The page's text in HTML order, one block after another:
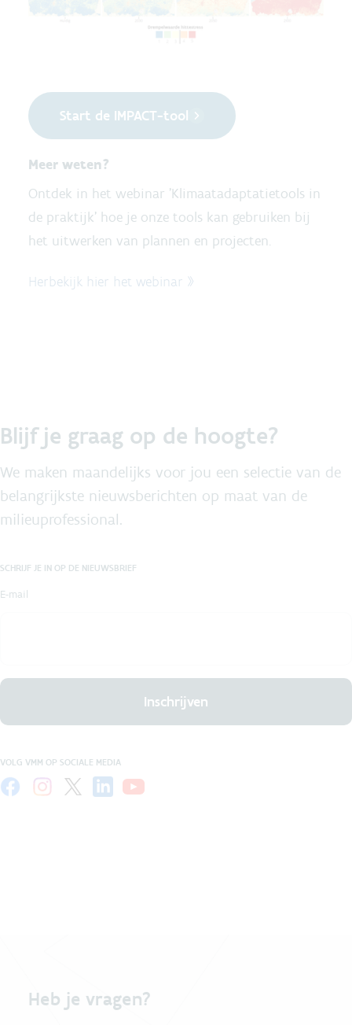
Start de IMPACT-tool
Meer weten?
Ontdek in het webinar 'Klimaatadaptatietools in
de praktijk' hoe je onze tools kan gebruiken bij
het uitwerken van plannen en projecten.
Herbekijk hier het webinar »
Blijf je graag op de hoogte?
We maken maandelijks voor jou een selectie van de
belangrijkste nieuwsberichten op maat van de
milieuprofessional.
SCHRIJF JE IN OP DE NIEUWSBRIEF
E-mail
Inschrijven
VOLG VMM OP SOCIALE MEDIA
Heb je vragen?